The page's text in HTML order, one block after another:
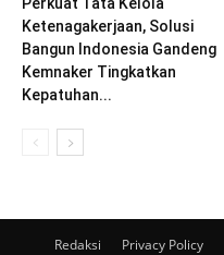
Ketenagakerjaan, Solusi
Bangun Indonesia Gandeng
Kemnaker Tingkatkan
Kepatuhan...
Redaksi Privacy Policy